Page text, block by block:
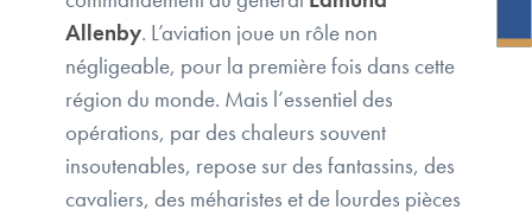
Allenby. L’aviation joue un rôle non
négligeable, pour la première fois dans cette
région du monde. Mais l’essentiel des
opérations, par des chaleurs souvent
insoutenables, repose sur des fantassins, des
cavaliers, des méharistes et de lourdes pièces